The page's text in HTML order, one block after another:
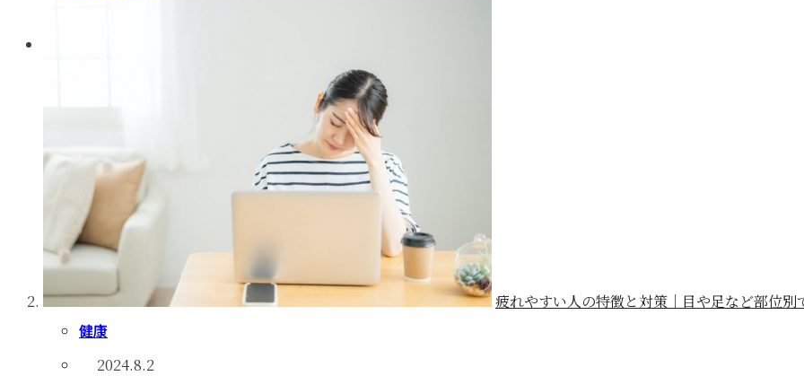
疲れやすい人の特徴と対策｜目や足など部位別
健康
2024.8.2